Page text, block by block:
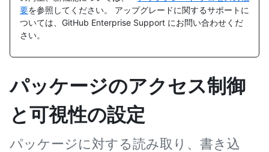
要を参照してください。 アップグレードに関するサポートに
ついては、GitHub Enterprise Support にお問い合わせくだ
さい。
パッケージのアクセス制御
と可視性の設定
パッケージに対する読み取り、書き込